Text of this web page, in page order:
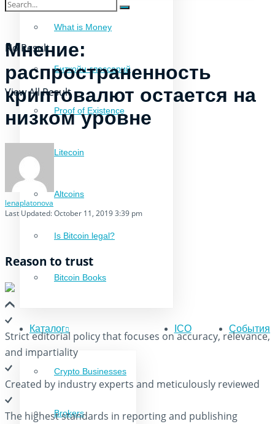
What is Money
Биткойн-глоссарий
Proof of Existence
Litecoin
Altcoins
Is Bitcoin legal?
Bitcoin Books
Каталог
Crypto Businesses
Brokers
ICO События
No Result
View All Result
Мнение:
распространенность
криптовалют остается на
низком уровне
lenaplatonova
Last Updated: October 11, 2019 3:39 pm
Reason to trust
Strict editorial policy that focuses on accuracy, relevance,
and impartiality
Created by industry experts and meticulously reviewed
The highest standards in reporting and publishing